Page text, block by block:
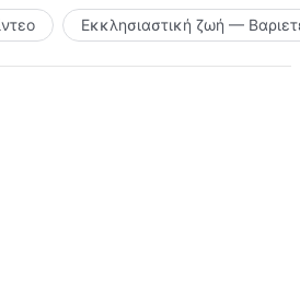
Εκκλησιαστική ζωή —